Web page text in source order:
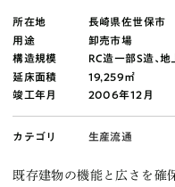
所在地
長崎県佐世保市
用途
卸売市場
構造規模
RC造一部S造､地
延床面積
19,259㎡
竣工年月
2006年12月
カテゴリ 生産流通
既存建物の機能と広さを確